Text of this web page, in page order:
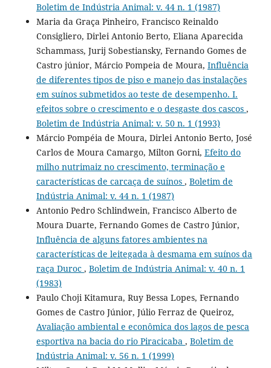
Boletim de Indústria Animal: v. 44 n. 1 (1987)
Maria da Graça Pinheiro, Francisco Reinaldo
Consigliero, Dirlei Antonio Berto, Eliana Aparecida
Schammass, Jurij Sobestiansky, Fernando Gomes de
Castro júnior, Márcio Pompeia de Moura, Influência
de diferentes tipos de piso e manejo das instalações
em suínos submetidos ao teste de desempenho. I.
efeitos sobre o crescimento e o desgaste dos cascos ,
Boletim de Indústria Animal: v. 50 n. 1 (1993)
Márcio Pompéia de Moura, Dirlei Antonio Berto, José
Carlos de Moura Camargo, Milton Gorni, Efeito do
milho nutrimaiz no crescimento, terminação e
características de carcaça de suínos , Boletim de
Indústria Animal: v. 44 n. 1 (1987)
Antonio Pedro Schlindwein, Francisco Alberto de
Moura Duarte, Fernando Gomes de Castro Júnior,
Influência de alguns fatores ambientes na
características de leitegada à desmama em suínos da
raça Duroc , Boletim de Indústria Animal: v. 40 n. 1
(1983)
Paulo Choji Kitamura, Ruy Bessa Lopes, Fernando
Gomes de Castro Júnior, Júlio Ferraz de Queiroz,
Avaliação ambiental e econômica dos lagos de pesca
esportiva na bacia do rio Piracicaba , Boletim de
Indústria Animal: v. 56 n. 1 (1999)